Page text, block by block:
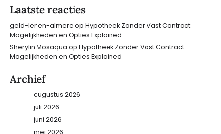
Laatste reacties
geld-lenen-almere op Hypotheek Zonder Vast Contract:
Mogelijkheden en Opties Explained
Sherylin Mosaqua op Hypotheek Zonder Vast Contract:
Mogelijkheden en Opties Explained
Archief
augustus 2026
juli 2026
juni 2026
mei 2026